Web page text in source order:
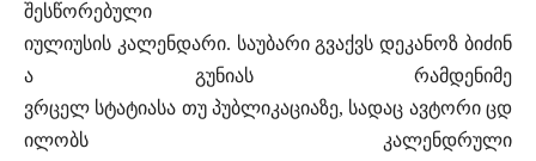
შესწორებული
იულიუსის კალენდარი. საუბარი გვაქვს დეკანოზ ბიძინ
ა გუნიას რამდენიმე
ვრცელ სტატიასა თუ პუბლიკაციაზე, სადაც ავტორი ცდ
ილობს კალენდრული